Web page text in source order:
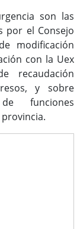
son las
por el Consejo
modificación
con la Uex
recaudación
y sobre
funciones